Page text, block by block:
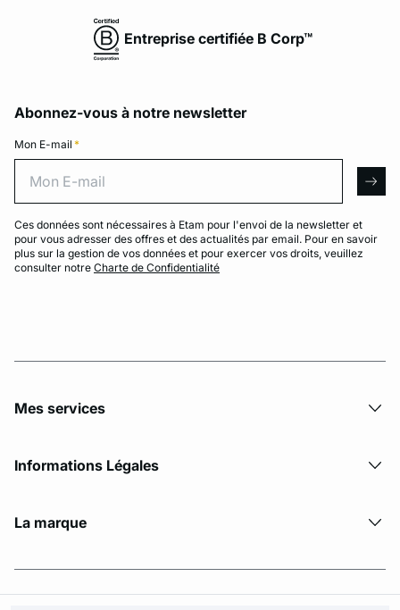
Entreprise certifiée B Corp™
Abonnez-vous à notre newsletter
Mon E-mail *
Ces données sont nécessaires à Etam pour l'envoi de la newsletter et
pour vous adresser des offres et des actualités par email. Pour en savoir
plus sur la gestion de vos données et pour exercer vos droits, veuillez
consulter notre Charte de Confidentialité
Mes services
Informations Légales
La marque